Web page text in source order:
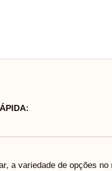
a variedade de opções no